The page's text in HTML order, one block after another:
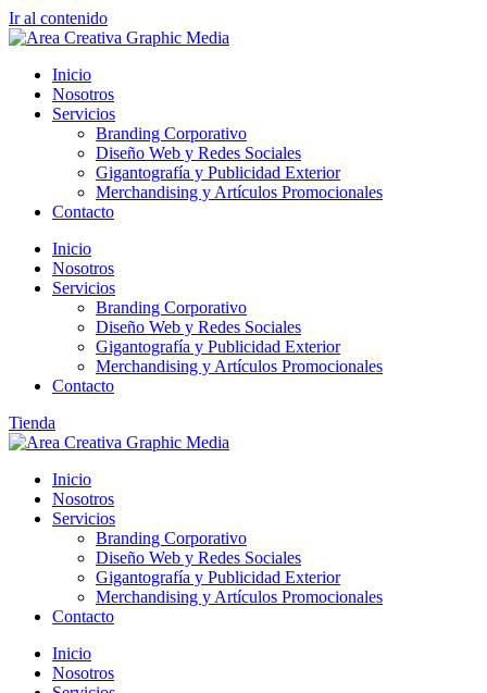
Ir al contenido
Inicio
Nosotros
Servicios
Branding Corporativo
Diseño Web y Redes Sociales
Gigantografía y Publicidad Exterior
Merchandising y Artículos Promocionales
Contacto
Inicio
Nosotros
Servicios
Branding Corporativo
Diseño Web y Redes Sociales
Gigantografía y Publicidad Exterior
Merchandising y Artículos Promocionales
Contacto
Tienda
Inicio
Nosotros
Servicios
Branding Corporativo
Diseño Web y Redes Sociales
Gigantografía y Publicidad Exterior
Merchandising y Artículos Promocionales
Contacto
Inicio
Nosotros